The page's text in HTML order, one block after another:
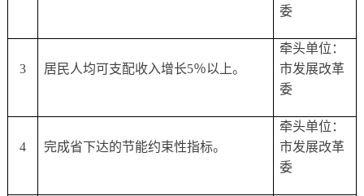
委
3 居民人均可支配收入增长5％以上。
牵头单位：
市发展改革
委
4 完成省下达的节能约束性指标。
牵头单位：
市发展改革
委